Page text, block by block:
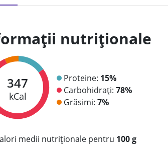
nutriționale
347
kCal
Proteine: 15%
Carbohidrați: 78%
Grăsimi: 7%
medii nutriționale pentru 100 g